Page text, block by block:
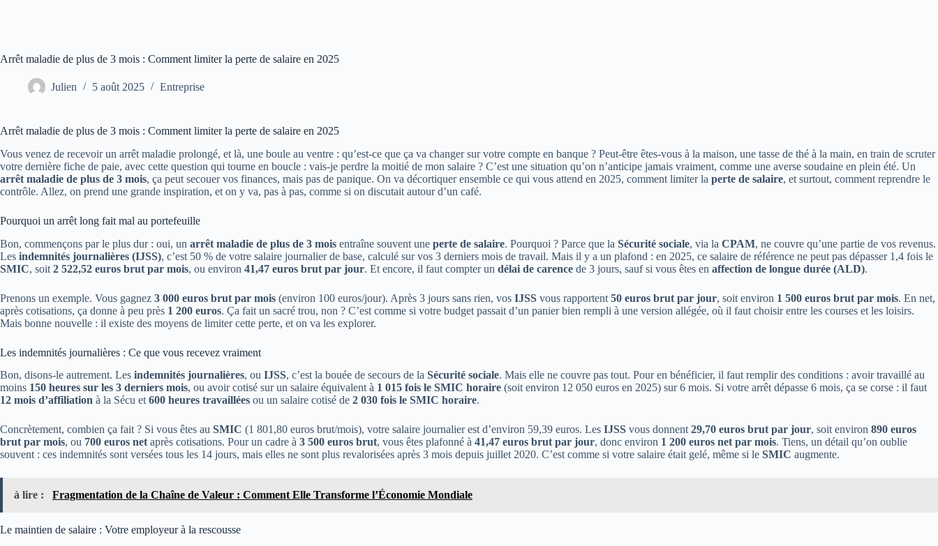
Arrêt maladie de plus de 3 mois : Comment limiter la perte de salaire en 2025
Julien 5 août 2025 Entreprise
Arrêt maladie de plus de 3 mois : Comment limiter la perte de salaire en 2025
Vous venez de recevoir un arrêt maladie prolongé, et là, une boule au ventre : qu’est-ce que ça va changer sur votre compte en banque ? Peut-être êtes-vous à la maison, une tasse de thé à la main, en train de scruter
votre dernière fiche de paie, avec cette question qui tourne en boucle : vais-je perdre la moitié de mon salaire ? C’est une situation qu’on n’anticipe jamais vraiment, comme une averse soudaine en plein été. Un
arrêt maladie de plus de 3 mois, ça peut secouer vos finances, mais pas de panique. On va décortiquer ensemble ce qui vous attend en 2025, comment limiter la perte de salaire, et surtout, comment reprendre le
contrôle. Allez, on prend une grande inspiration, et on y va, pas à pas, comme si on discutait autour d’un café.
Pourquoi un arrêt long fait mal au portefeuille
Bon, commençons par le plus dur : oui, un arrêt maladie de plus de 3 mois entraîne souvent une perte de salaire. Pourquoi ? Parce que la Sécurité sociale, via la CPAM, ne couvre qu’une partie de vos revenus.
Les indemnités journalières (IJSS), c’est 50 % de votre salaire journalier de base, calculé sur vos 3 derniers mois de travail. Mais il y a un plafond : en 2025, ce salaire de référence ne peut pas dépasser 1,4 fois le
SMIC, soit 2 522,52 euros brut par mois, ou environ 41,47 euros brut par jour. Et encore, il faut compter un délai de carence de 3 jours, sauf si vous êtes en affection de longue durée (ALD).
Prenons un exemple. Vous gagnez 3 000 euros brut par mois (environ 100 euros/jour). Après 3 jours sans rien, vos IJSS vous rapportent 50 euros brut par jour, soit environ 1 500 euros brut par mois. En net,
après cotisations, ça donne à peu près 1 200 euros. Ça fait un sacré trou, non ? C’est comme si votre budget passait d’un panier bien rempli à une version allégée, où il faut choisir entre les courses et les loisirs.
Mais bonne nouvelle : il existe des moyens de limiter cette perte, et on va les explorer.
Les indemnités journalières : Ce que vous recevez vraiment
Bon, disons-le autrement. Les indemnités journalières, ou IJSS, c’est la bouée de secours de la Sécurité sociale. Mais elle ne couvre pas tout. Pour en bénéficier, il faut remplir des conditions : avoir travaillé au
moins 150 heures sur les 3 derniers mois, ou avoir cotisé sur un salaire équivalent à 1 015 fois le SMIC horaire (soit environ 12 050 euros en 2025) sur 6 mois. Si votre arrêt dépasse 6 mois, ça se corse : il faut
12 mois d’affiliation à la Sécu et 600 heures travaillées ou un salaire cotisé de 2 030 fois le SMIC horaire.
Concrètement, combien ça fait ? Si vous êtes au SMIC (1 801,80 euros brut/mois), votre salaire journalier est d’environ 59,39 euros. Les IJSS vous donnent 29,70 euros brut par jour, soit environ 890 euros
brut par mois, ou 700 euros net après cotisations. Pour un cadre à 3 500 euros brut, vous êtes plafonné à 41,47 euros brut par jour, donc environ 1 200 euros net par mois. Tiens, un détail qu’on oublie
souvent : ces indemnités sont versées tous les 14 jours, mais elles ne sont plus revalorisées après 3 mois depuis juillet 2020. C’est comme si votre salaire était gelé, même si le SMIC augmente.
à lire : Fragmentation de la Chaîne de Valeur : Comment Elle Transforme l’Économie Mondiale
Le maintien de salaire : Votre employeur à la rescousse